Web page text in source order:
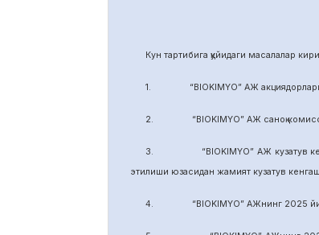
Кун тартибига қуйидаги масалалар
1. “BIOKIMYO” АЖ
2. “BIOKIMYO” АЖ саноқ
3. “BIOKIMYO” АЖ кузатув
этилиши юзасидан жамият кузатув
4. “BIOKIMYO” АЖнинг 2025 йил